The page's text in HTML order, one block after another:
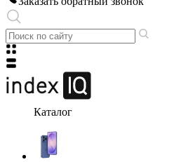
Каталог